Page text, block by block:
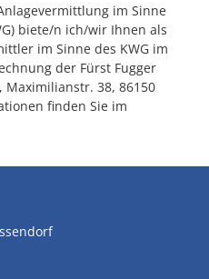
im Sinne
biete/n ich/wir Ihnen als
im Sinne des KWG im
der Fürst Fugger
Maximilianstr. 38, 86150
finden Sie im